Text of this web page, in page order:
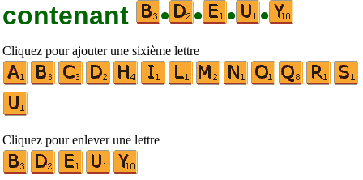
contenant
• • • •
Cliquez pour ajouter une sixième lettre
Cliquez pour enlever une lettre